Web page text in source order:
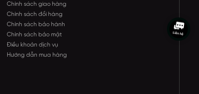
Chính sách giao hàng
Chính sách đổi hàng
Chính sách bảo hành
Chính sách bảo mật
Điều khoản dịch vụ
Hướng dẫn mua hàng